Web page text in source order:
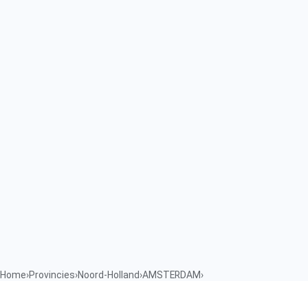
Home›Provincies›Noord-Holland›AMSTERDAM›